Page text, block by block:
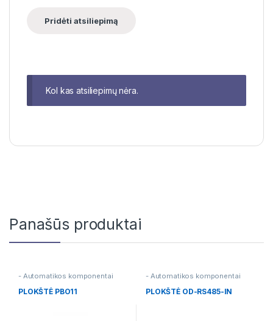
Kol kas atsiliepimų nėra.
Panašūs produktai
- Automatikos komponentai
PLOKŠTĖ PBO11
- Automatikos komponentai
PLOKŠTĖ OD-RS485-IN